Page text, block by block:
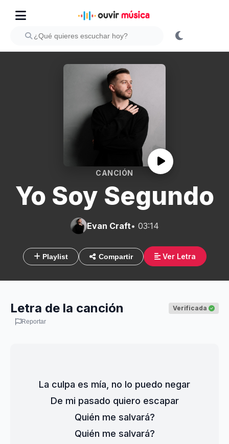
CANCIÓN
Yo Soy Segundo
Evan Craft• 03:14
Playlist Compartir Ver Letra
Letra de la canción Verificada
Reportar
La culpa es mía, no lo puedo negar
De mi pasado quiero escapar
Quién me salvará?
Quién me salvará?